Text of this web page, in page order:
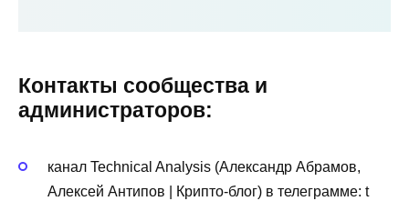
Контакты сообщества и
администраторов:
канал Technical Analysis (Александр Абрамов,
Алексей Антипов | Крипто-блог) в телеграмме: t